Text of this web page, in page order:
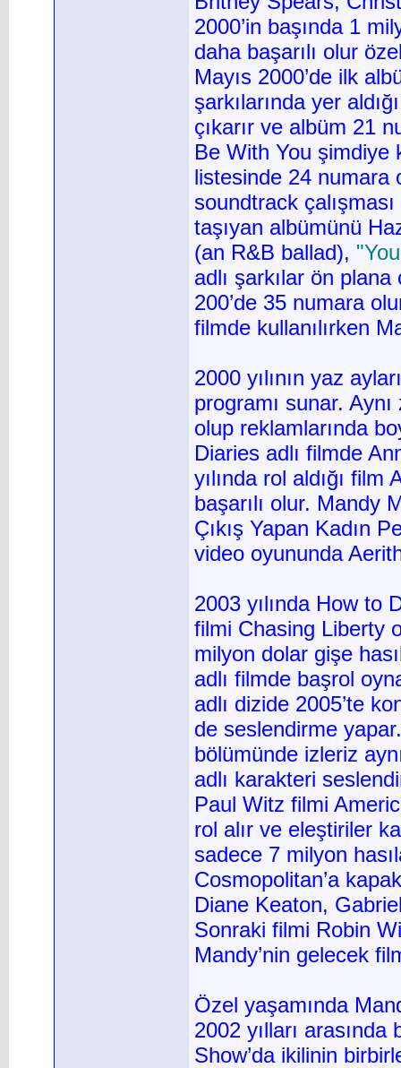
2000’in başında 1
daha başarılı olur
Mayıs 2000’de ilk
şarkılarında yer
çıkarır ve albüm 21
Be With You şimdiye
listesinde 24 numara
soundtrack
taşıyan albümünü
(an R&B ballad),
adlı şarkılar ön
200’de 35 numara
filmde kullanılırken
2000 yılının yaz
programı sunar.
olup reklamlarında
Diaries adlı filmde
yılında rol aldığı
başarılı olur. Mandy
Çıkış Yapan Kadın
video oyununda
2003 yılında How to
filmi Chasing Liberty
milyon dolar gişe
adlı filmde başrol
adlı dizide 2005’te
de seslendirme
bölümünde izleriz
adlı karakteri
Paul Witz filmi
rol alır ve eleştiriler
sadece 7 milyon
Cosmopolitan’a
Diane Keaton,
Sonraki filmi Robin
Mandy’nin gelecek
Özel yaşamında
2002 yılları
Show’da ikilinin